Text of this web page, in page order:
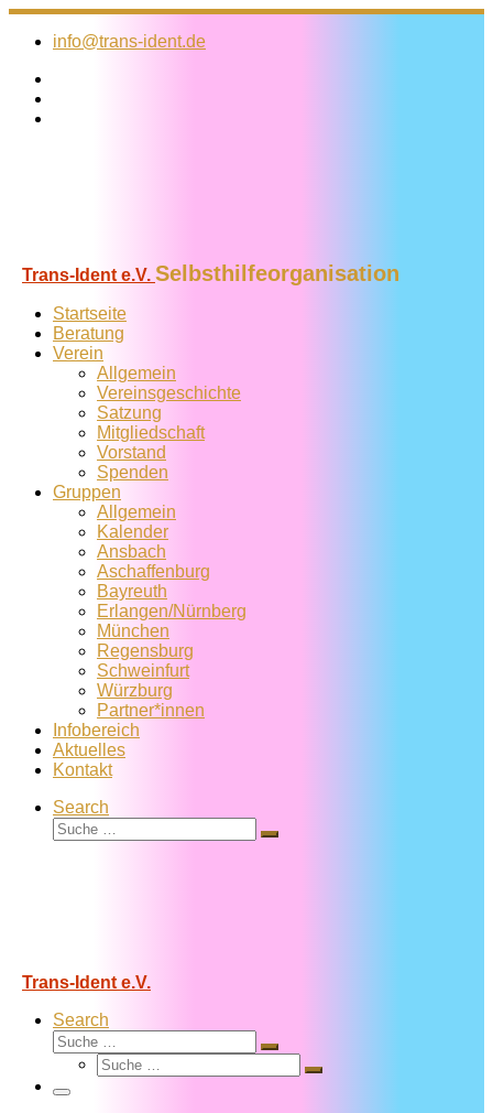
Zum
Inhalt
info@trans-ident.de
Trans-Ident e.V. Selbsthilfeorganisation
Startseite
Beratung
Verein
Allgemein
Vereins­geschichte
Satzung
Mitglied­schaft
Vorstand
Spenden
Gruppen
Allgemein
Kalender
Ansbach
Aschaffenburg
Bayreuth
Erlangen/Nürnberg
München
Regensburg
Schweinfurt
Würzburg
Partner*innen
Infobereich
Aktuelles
Kontakt
Search
Suche
Suche
Trans-Ident e.V.
Search
Suche
Suche
Suche
Suche
Menü